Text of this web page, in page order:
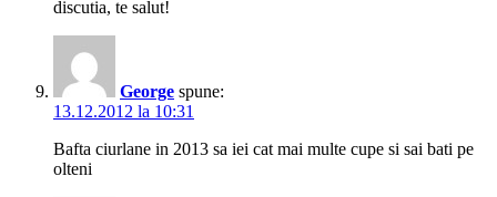
discutia, te salut!
George spune:
13.12.2012 la 10:31
Bafta ciurlane in 2013 sa iei cat mai multe cupe si sai bati pe
olteni